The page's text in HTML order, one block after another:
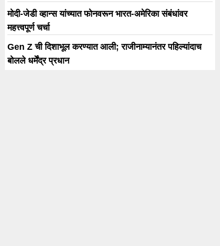
मोदी-जेडी व्हान्स यांच्यात फोनवरून भारत-अमेरिका संबंधांवर
महत्त्वपूर्ण चर्चा
Gen Z ची दिशाभूल करण्यात आली; राजीनाम्यानंतर पहिल्यांदाच
बोलले धर्मेंद्र प्रधान